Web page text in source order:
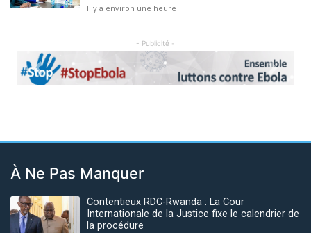
Il y a environ une heure
- Publicité -
Previous Next
À Ne Pas Manquer
Contentieux RDC-Rwanda : La Cour
Internationale de la Justice fixe le calendrier de
la procédure